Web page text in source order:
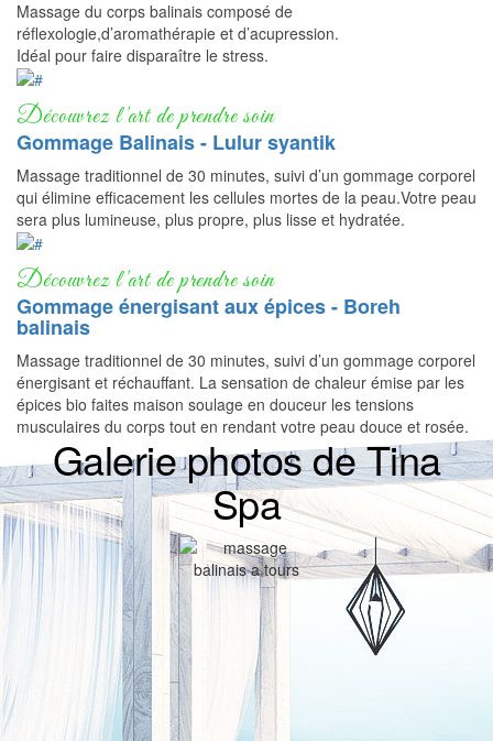
Massage du corps balinais composé de
réflexologie,d’aromathérapie et d’acupression.
Idéal pour faire disparaître le stress.
Gommage Balinais - Lulur syantik
Massage traditionnel de 30 minutes, suivi d’un gommage corporel
qui élimine efficacement les cellules mortes de la peau.Votre peau
sera plus lumineuse, plus propre, plus lisse et hydratée.
Gommage énergisant aux épices - Boreh
balinais
Massage traditionnel de 30 minutes, suivi d’un gommage corporel
énergisant et réchauffant. La sensation de chaleur émise par les
épices bio faites maison soulage en douceur les tensions
musculaires du corps tout en rendant votre peau douce et rosée.
Galerie photos de Tina
Spa